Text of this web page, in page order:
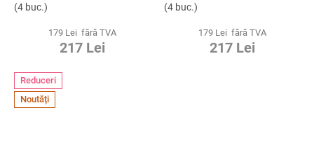
(4 buc.)
179 Lei fără TVA
217 Lei
(4 buc.)
179 Lei fără TVA
217 Lei
Reduceri
Noutăți